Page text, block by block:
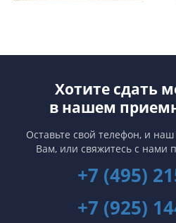
Хотите сдать
в нашем
Оставьте свой телефон, и
Вам, или свяжитесь с нами
+7 (495)
+7 (925)